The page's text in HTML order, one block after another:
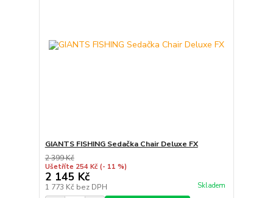
GIANTS FISHING Sedačka Chair Deluxe FX
2 399 Kč
Ušetříte 254 Kč (- 11 %)
2 145 Kč
1 773 Kč bez DPH Skladem